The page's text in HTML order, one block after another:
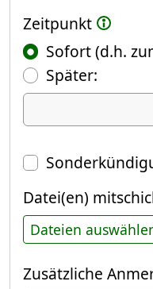
Zeitpunkt
Sofort (d.h.
Später:(Fokus
Datum
Datei(en)
Dateien
Zusätzliche